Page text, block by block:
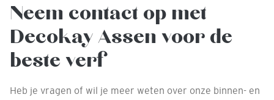
Neem contact op met
Decokay Assen voor de
beste verf
Heb je vragen of wil je meer weten over onze binnen- en